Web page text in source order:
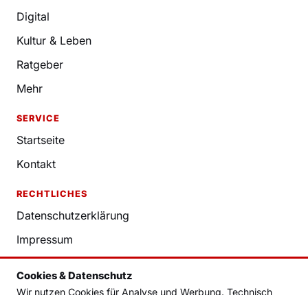
Cookies & Datenschutz
Wir nutzen Cookies für Analyse und Werbung. Technisch
Digital
Kultur & Leben
Ratgeber
Mehr
SERVICE
Startseite
Kontakt
RECHTLICHES
Datenschutzerklärung
Impressum
Nutzungsbedingungen
Redaktion